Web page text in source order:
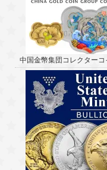
中国金幣集団コレクターコ